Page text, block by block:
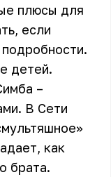
плюсы для
если
детей.
–
В Сети
как
брата.